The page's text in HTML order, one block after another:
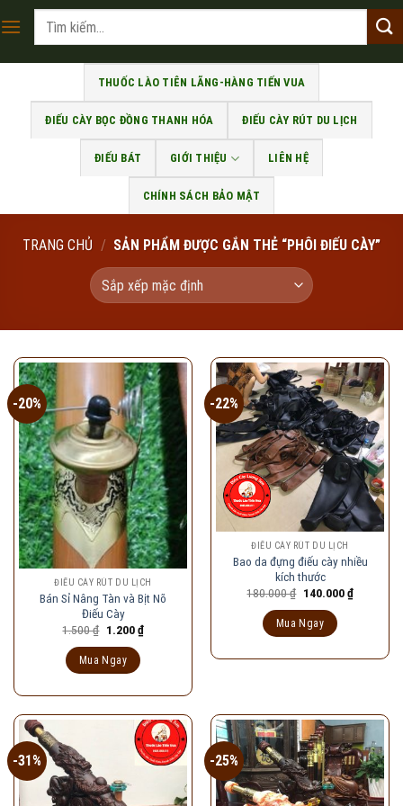
to
Tìm
THUỐC LÀO TIÊN LÃNG-HÀNG TIẾN VUA
ĐIẾU CÀY BỌC ĐỒNG THANH HÓA ĐIẾU CÀY RÚT DU LỊCH
ĐIẾU BÁT GIỚI THIỆU LIÊN HỆ
CHÍNH SÁCH BẢO MẬT
TRANG CHỦ / SẢN PHẨM ĐƯỢC GẮN THẺ “PHÔI ĐIẾU CÀY”
-20%
ĐIẾU CÀY RÚT DU LỊCH
Bán Sỉ Nâng Tàn và Bịt Nõ
Điếu Cày
1.500₫ Giá
1.500 ₫.
1.200₫Giá
hiện
Mua Ngay
-22%
ĐIẾU CÀY RÚT DU LỊCH
Bao da đựng điếu cày nhiều
kích thước
180.000₫ Giá
180.000 ₫.
140.000₫Giá
hiện
Mua Ngay
-31% -25%